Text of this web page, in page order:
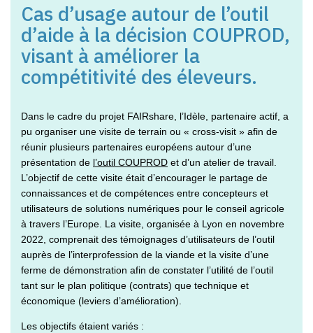
Cas d’usage autour de l’outil
d’aide à la décision COUPROD,
visant à améliorer la
compétitivité des éleveurs.
Dans le cadre du projet FAIRshare, l’Idèle, partenaire actif, a
pu organiser une visite de terrain ou « cross-visit » afin de
réunir plusieurs partenaires européens autour d’une
présentation de l’outil COUPROD et d’un atelier de travail.
L’objectif de cette visite était d’encourager le partage de
connaissances et de compétences entre concepteurs et
utilisateurs de solutions numériques pour le conseil agricole
à travers l’Europe. La visite, organisée à Lyon en novembre
2022, comprenait des témoignages d’utilisateurs de l’outil
auprès de l’interprofession de la viande et la visite d’une
ferme de démonstration afin de constater l’utilité de l’outil
tant sur le plan politique (contrats) que technique et
économique (leviers d’amélioration).
Les objectifs étaient variés :